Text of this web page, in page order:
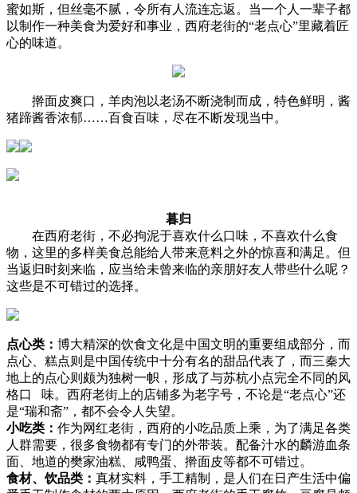
蜜如斯，但丝毫不腻，令所有人流连忘返。当一个人一辈子都
以制作一种美食为爱好和事业，西府老街的“老点心”里藏着匠
心的味道。
擀面皮爽口，羊肉泡以老汤不断浇制而成，特色鲜明，酱
猪蹄酱香浓郁……百食百味，尽在不断发现当中。
暮归
在西府老街，不必拘泥于喜欢什么口味，不喜欢什么食
物，这里的多样美食总能给人带来意料之外的惊喜和满足。但
当返归时刻来临，应当给未曾来临的亲朋好友人带些什么呢？
这些是不可错过的选择。
点心类： 博大精深的饮食文化是中国文明的重要组成部分，而
点心、糕点则是中国传统中十分有名的甜品代表了，而三秦大
地上的点心则颇为独树一帜，形成了与苏杭小点完全不同的风
格口 味。西府老街上的店铺多为老字号，不论是“老点心”还
是“瑞和斋”，都不会令人失望。
小吃类： 作为网红老街，西府的小吃品质上乘，为了满足各类
人群需要，很多食物都有专门的外带装。配备汁水的麟游血条
面、地道的樊家油糕、咸鸭蛋、擀面皮等都不可错过。
食材、饮品类： 真材实料，手工精制，是人们在日产生活中偏